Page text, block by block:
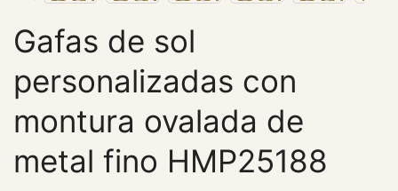
Gafas de sol
personalizadas con
montura ovalada de
metal fino HMP25188